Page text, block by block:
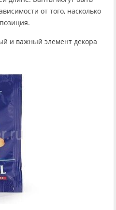
от того, насколько
и важный элемент декора